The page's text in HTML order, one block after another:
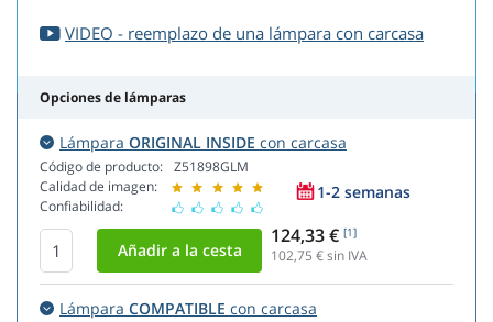
VIDEO - reemplazo de una lámpara con carcasa
Opciones de lámparas
Lámpara ORIGINAL INSIDE con carcasa
Código de producto:
Calidad de imagen:
Confiabilidad:
Z51898GLM
1-2 semanas
124,33 € [1]
102,75 € sin IVA
Lámpara COMPATIBLE con carcasa